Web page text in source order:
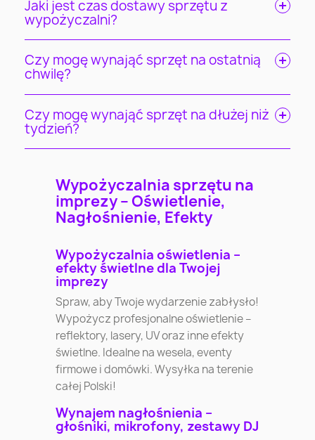
Jaki jest czas dostawy sprzętu z
wypożyczalni?
Czy mogę wynająć sprzęt na ostatnią
chwilę?
Czy mogę wynająć sprzęt na dłużej niż
tydzień?
Wypożyczalnia sprzętu na
imprezy – Oświetlenie,
Nagłośnienie, Efekty
Wypożyczalnia oświetlenia –
efekty świetlne dla Twojej
imprezy
Spraw, aby Twoje wydarzenie zabłysło!
Wypożycz profesjonalne oświetlenie –
reflektory, lasery, UV oraz inne efekty
świetlne. Idealne na wesela, eventy
firmowe i domówki. Wysyłka na terenie
całej Polski!
Wynajem nagłośnienia –
głośniki, mikrofony, zestawy DJ